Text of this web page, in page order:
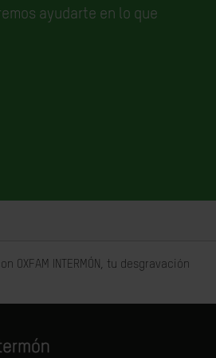
ayudarte en lo que
INTERMÓN, tu desgravación